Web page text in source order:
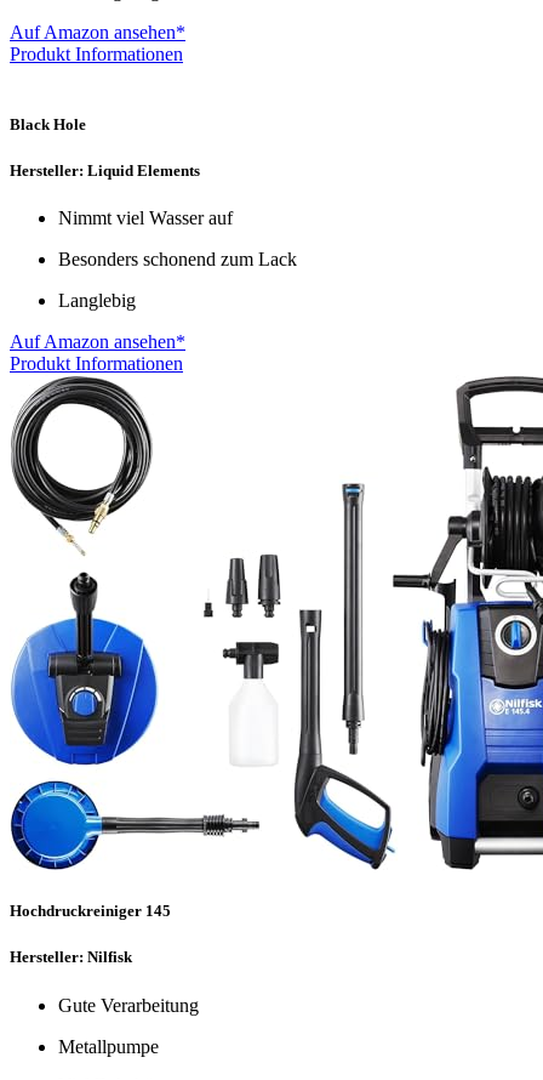
Auf Amazon ansehen*
Produkt Informationen
Black Hole
Hersteller: Liquid Elements
Nimmt viel Wasser auf
Besonders schonend zum Lack
Langlebig
Auf Amazon ansehen*
Produkt Informationen
Hochdruckreiniger 145
Hersteller: Nilfisk
Gute Verarbeitung
Metallpumpe